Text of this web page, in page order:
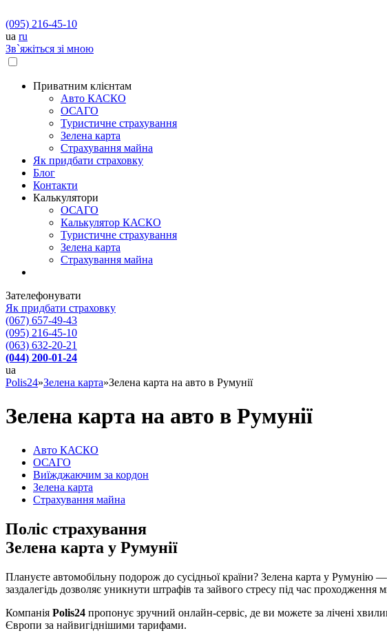
(095) 216-45-10
ua ru
Зв`яжіться зі мною
Приватним клієнтам
Авто КАСКО
OСАГО
Туристичне страхування
Зелена карта
Страхування майна
Як придбати страховку
Блог
Контакти
Калькулятори
OСАГО
Калькулятор КАСКО
Туристичне страхування
Зелена карта
Страхування майна
Зателефонувати
Як придбати страховку
(067) 657-49-43
(095) 216-45-10
(063) 632-20-21
(044) 200-01-24
ua
Polis24»Зелена карта»Зелена карта на авто в Румунії
Зелена карта на авто в Румунії
Авто КАСКО
OСАГО
Виїжджаючим за кордон
Зелена карта
Страхування майна
Поліс страхування
Зелена карта у Румунії
Плануєте автомобільну подорож до сусідньої країни? Зелена карта у
заздалегідь дозволяє уникнути штрафів та зайвого стресу під час проходження
Компанія Polis24 пропонує зручний онлайн-сервіс, де ви можете за лічені
Європи за найвигіднішими тарифами.